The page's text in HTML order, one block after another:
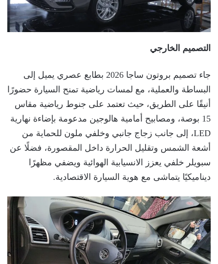
التصميم الخارجي
جاء تصميم بروتون ساجا 2026 بطابع عصري يميل إلى
البساطة والعملية، مع لمسات رياضية تمنح السيارة حضورًا
أنيقًا على الطريق، حيث تعتمد على جنوط رياضية مقاس
15 بوصة، ومصابيح أمامية هالوجين مدعومة بإضاءة نهارية
LED، إلى جانب زجاج جانبي وخلفي ملون للحماية من
أشعة الشمس وتقليل الحرارة داخل المقصورة، فضلًا عن
سبويلر خلفي يعزز الانسيابية الهوائية ويضفي مظهرًا
ديناميكيًا يتماشى مع هوية السيارة الاقتصادية.